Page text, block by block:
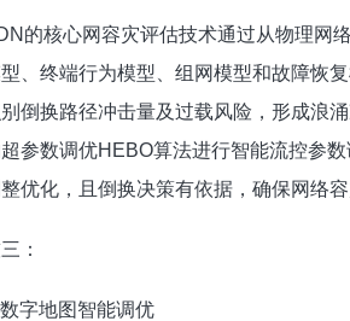
的核心网容灾评估技术通过从物理网
、终端行为模型、组网模型和故障恢
倒换路径冲击量及过载风险，形成浪
参数调优HEBO算法进行智能流控参
优化，且倒换决策有依据，确保网络容
：
数字地图智能调优